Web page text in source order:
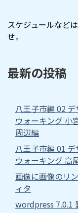
スケジュールなど
せ。
最新の投稿
八王子市編 02
ウォーキング 小
周辺編
八王子市編 01
ウォーキング 高
画像に画像のリ
ィタ
wordpress 7.0.1